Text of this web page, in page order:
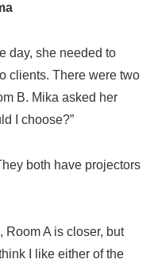
day, she needed to
clients. There were two
B. Mika asked her
I choose?”
both have projectors
Room A is closer, but
I like either of the